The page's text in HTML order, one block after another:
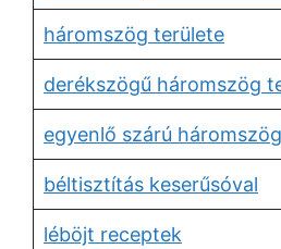
háromszög területe
derékszögű háromszög
egyenlő szárú
béltisztítás keserűsóval
léböjt receptek